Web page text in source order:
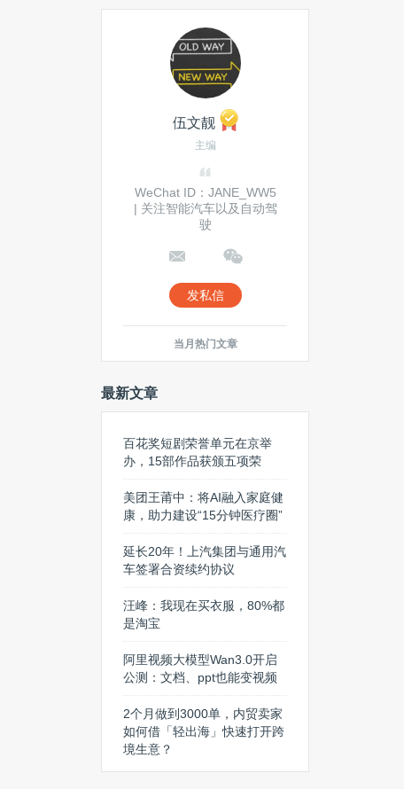
伍文靓
主编
WeChat ID：JANE_WW5
| 关注智能汽车以及自动驾
驶
发私信
当月热门文章
最新文章
百花奖短剧荣誉单元在京举
办，15部作品获颁五项荣
美团王莆中：将AI融入家庭健
康，助力建设“15分钟医疗圈”
延长20年！上汽集团与通用汽
车签署合资续约协议
汪峰：我现在买衣服，80%都
是淘宝
阿里视频大模型Wan3.0开启
公测：文档、ppt也能变视频
2个月做到3000单，内贸卖家
如何借「轻出海」快速打开跨
境生意？